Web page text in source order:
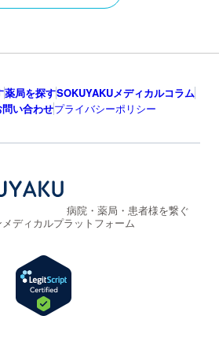
薬局を探すSOKUYAKUメディカルコラム
問い合わせプライバシーポリシー
病院・薬局・患者様を繋ぐ
ディカルプラットフォーム